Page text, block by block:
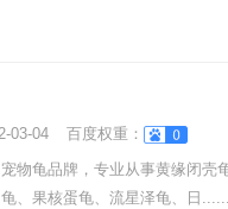
03-04
百度权重：
物龟品牌，专业从事黄缘闭壳
、果核蛋龟、流星泽龟、日......